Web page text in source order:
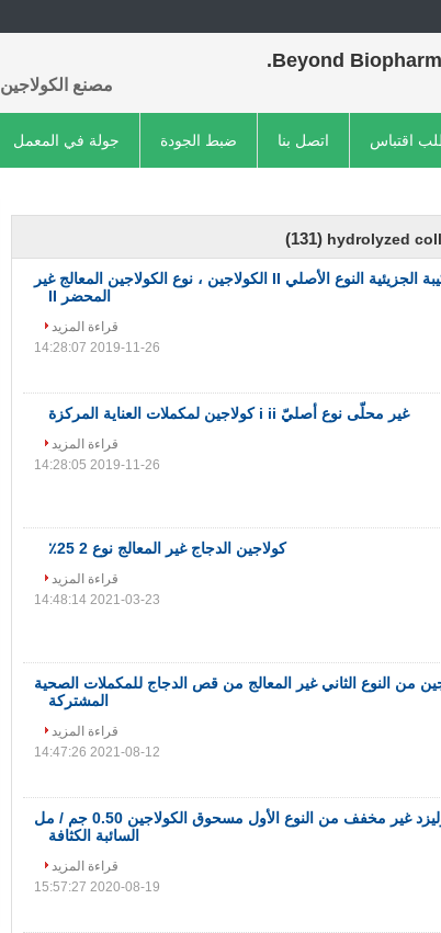
Beyond
مصنع الكولاجين
جولة في المعمل ضبط الجودة اتصل بنا اقتباس
hydrolyzed
(131)
التركيبة الجزيئية النوع الأصلي II الكولاجين ، نوع الكولاجين المعالج غير
المحضر II
قراءة المزيد
2019-11-26 14:28:07
غير محلّى نوع أصليّ i ii كولاجين لمكملات العناية المركزة
قراءة المزيد
2019-11-26 14:28:05
كولاجين الدجاج غير المعالج نوع 2 25٪
قراءة المزيد
2021-03-23 14:48:14
من النوع الثاني غير المعالج من قص الدجاج للمكملات الصحية
المشتركة
قراءة المزيد
2021-08-12 14:47:26
هدروليزد غير مخفف من النوع الأول مسحوق الكولاجين 0.50 جم / مل
السائبة الكثافة
قراءة المزيد
2020-08-19 15:57:27